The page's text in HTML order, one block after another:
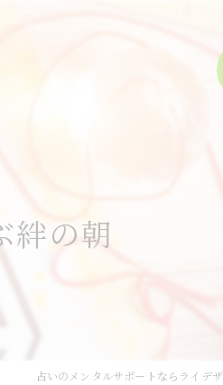
絆の朝
占いのメンタルサポートならライデザ